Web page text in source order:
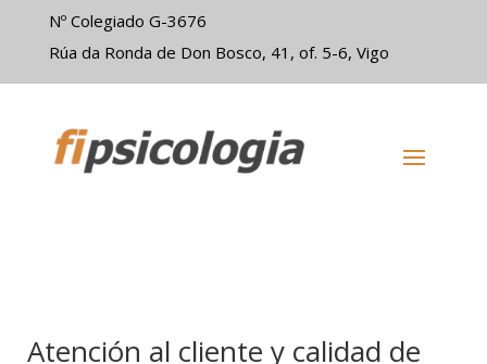
Nº Colegiado G-3676
Rúa da Ronda de Don Bosco, 41, of. 5-6, Vigo
Atención al cliente y calidad de